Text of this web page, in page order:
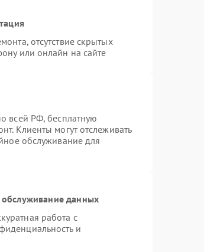
отсутствие скрытых
или онлайн на сайте
всей РФ, бесплатную
Клиенты могут отслеживать
обслуживание для
данных
работа с
и